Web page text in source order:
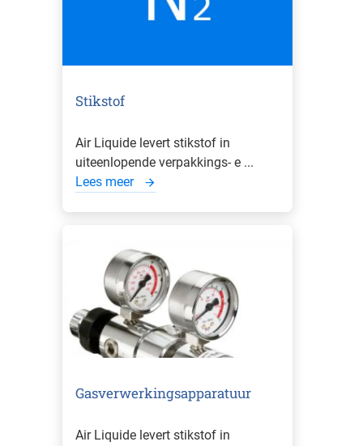
Stikstof
Air Liquide levert stikstof in
uiteenlopende verpakkings- e ...
Lees meer
Gasverwerkingsapparatuur
Air Liquide levert stikstof in